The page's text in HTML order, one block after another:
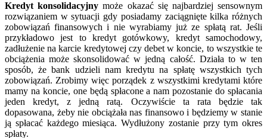
Kredyt konsolidacyjny może okazać się najbardziej sensownym
rozwiązaniem w sytuacji gdy posiadamy zaciągnięte kilka różnych
zobowiązań finansowych i nie wyrabiamy już ze spłatą rat. Jeśli
przykładowo jest to kredyt gotówkowy, kredyt samochodowy,
zadłużenie na karcie kredytowej czy debet w koncie, to wszystkie te
obciążenia może skonsolidować w jedną całość. Działa to w ten
sposób, że bank udzieli nam kredytu na spłatę wszystkich tych
zobowiązań. Zrobimy więc porządek z wszystkimi kredytami które
mamy na koncie, one będą spłacone a nam pozostanie do spłacania
jeden kredyt, z jedną ratą. Oczywiście ta rata będzie tak
dopasowana, żeby nie obciążała nas finansowo i będziemy w stanie
ją spłacać każdego miesiąca. Wydłużony zostanie przy tym okres
spłaty.